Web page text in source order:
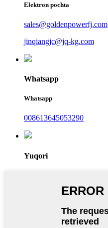
Elektron pochta
sales@goldenpowerfj.com
jinqiangjc@jq-kg.com
Whatsapp
Whatsapp
008613645053290
Yuqori